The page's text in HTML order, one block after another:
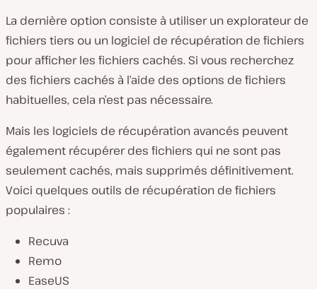
La dernière option consiste à utiliser un explorateur de
fichiers tiers ou un logiciel de récupération de fichiers
pour afficher les fichiers cachés. Si vous recherchez
des fichiers cachés à l’aide des options de fichiers
habituelles, cela n’est pas nécessaire.
Mais les logiciels de récupération avancés peuvent
également récupérer des fichiers qui ne sont pas
seulement cachés, mais supprimés définitivement.
Voici quelques outils de récupération de fichiers
populaires :
Recuva
Remo
EaseUS